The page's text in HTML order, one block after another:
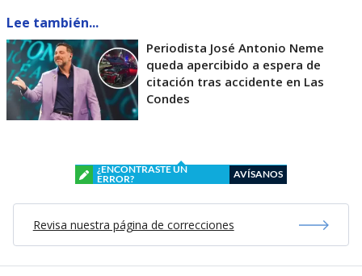
Lee también...
Periodista José Antonio Neme
queda apercibido a espera de
citación tras accidente en Las
Condes
¿ENCONTRASTE UN
ERROR?
AVÍSANOS
Revisa nuestra página de correcciones